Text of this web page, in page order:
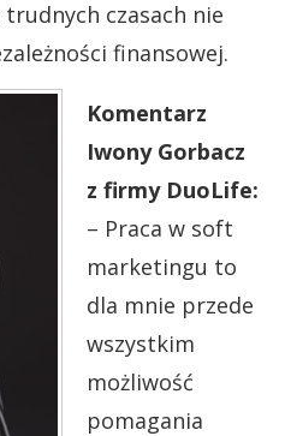
czasach nie
finansowej.
Komentarz
Iwony Gorbacz
z firmy DuoLife:
– Praca w soft
marketingu to
dla mnie przede
wszystkim
możliwość
pomagania